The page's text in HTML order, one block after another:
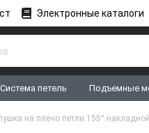
Электронные каталоги
Система петель Подъемные
на плечо петли 155°